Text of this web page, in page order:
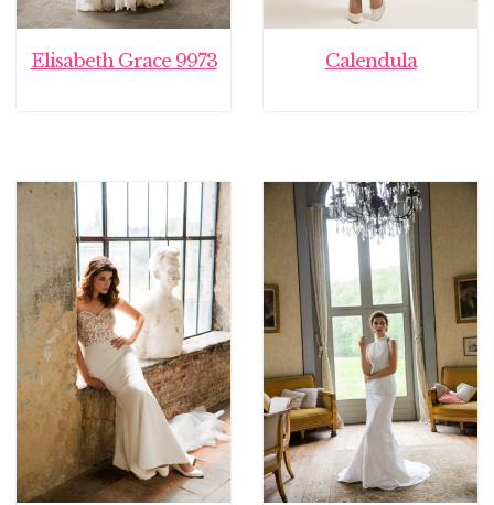
Elisabeth Grace 9973 Calendula